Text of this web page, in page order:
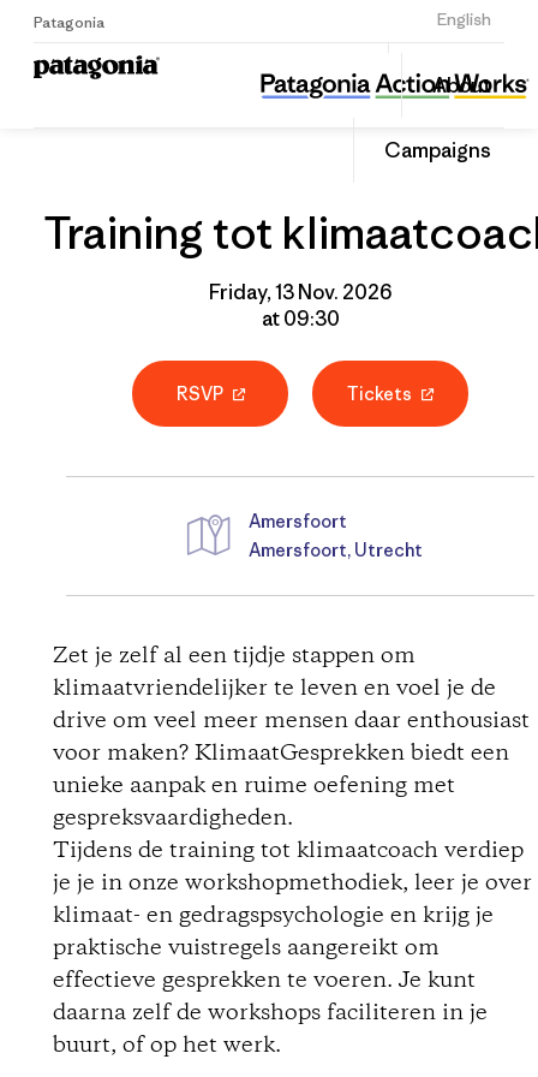
Patagonia English
Sign Up
About
Campaigns
Training tot klimaatcoach
Share
this
Share
Training tot
Friday, 13 Nov. 2026
at 09:30
RSVP Tickets
D
i
r
e
c
t
i
o
n
Amersfoort
Amersfoort, Utrecht
Zet je zelf al een tijdje stappen om
klimaatvriendelijker te leven en voel je de
drive om veel meer mensen daar enthousiast
voor maken? KlimaatGesprekken biedt een
unieke aanpak en ruime oefening met
gespreksvaardigheden.
Tijdens de training tot klimaatcoach verdiep
je je in onze workshopmethodiek, leer je over
klimaat- en gedragspsychologie en krijg je
praktische vuistregels aangereikt om
effectieve gesprekken te voeren. Je kunt
daarna zelf de workshops faciliteren in je
buurt, of op het werk.